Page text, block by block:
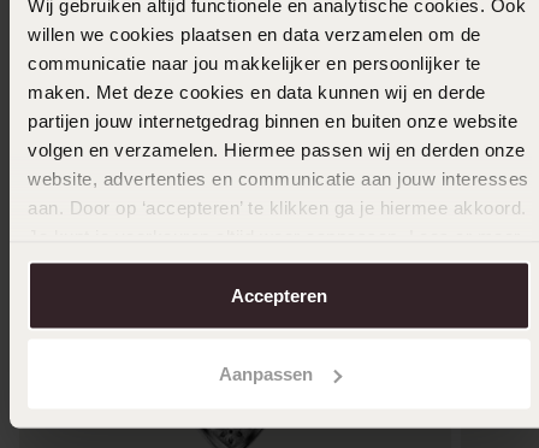
Wij gebruiken altijd functionele en analytische cookies. Ook
willen we cookies plaatsen en data verzamelen om de
communicatie naar jou makkelijker en persoonlijker te
maken. Met deze cookies en data kunnen wij en derde
partijen jouw internetgedrag binnen en buiten onze website
volgen en verzamelen. Hiermee passen wij en derden onze
website, advertenties en communicatie aan jouw interesses
aan. Door op ‘accepteren’ te klikken ga je hiermee akkoord.
over in onscookiebeleid.
Accepteren
Aanpassen
In winkelmand
Ook leuk voor jou